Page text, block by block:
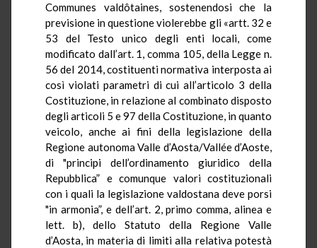
Communes valdôtaines, sostenendosi che la
previsione in questione violerebbe gli «artt. 32 e
53 del Testo unico degli enti locali, come
modificato dall’art. 1, comma 105, della Legge n.
56 del 2014, costituenti normativa interposta ai
così violati parametri di cui all’articolo 3 della
Costituzione, in relazione al combinato disposto
degli articoli 5 e 97 della Costituzione, in quanto
veicolo, anche ai fini della legislazione della
Regione autonoma Valle d’Aosta/Vallée d’Aoste,
di "principi dell’ordinamento giuridico della
Repubblica” e comunque valori costituzionali
con i quali la legislazione valdostana deve porsi
"in armonia”, e dell’art. 2, primo comma, alinea e
lett. b), dello Statuto della Regione Valle
d’Aosta, in materia di limiti alla relativa potestà